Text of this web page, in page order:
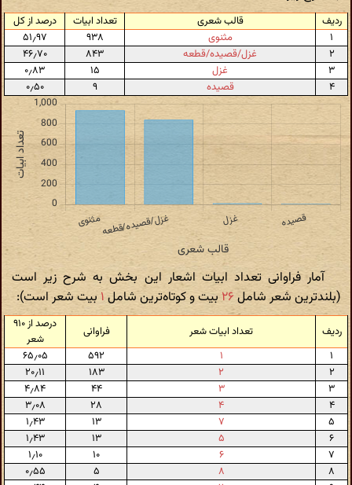
ردیف قالب شعری تعداد ابیات
درصد از کل
۱
مثنوی ۹۳۸
۵۱٫۹۷
۲
غزل/قصیده/قطعه ۸۴۳
۴۶٫۷۰
۳
غزل ۱۵
۰٫۸۳
۴
قصیده ۹ ۰٫۵۰
آمار فراوانی تعداد ابیات اشعار این بخش به شرح زیر است
(بلندترین شعر شامل ۲۶ بیت و کوتاه‌ترین شامل۱ بیت شعر است):
ردیف تعداد ابیات شعر فراوانی
درصد از ۹۱۰
شعر
۱
۱ ۵۹۲
۶۵٫۰۵
۲
۲ ۱۸۳
۲۰٫۱۱
۳
۳ ۴۴
۴٫۸۴
۴
۴ ۲۸
۳٫۰۸
۵
۷ ۱۳
۱٫۴۳
۶
۵ ۱۳
۱٫۴۳
۷
۶ ۱۰
۱٫۱۰
۸
۸ ۵
۰٫۵۵